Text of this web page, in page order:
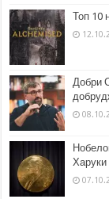
Топ 10
Добри